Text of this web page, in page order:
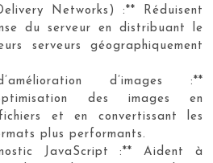
Networks) :** Réduisent
du serveur en distribuant le
serveurs géographiquement
d’images :**
des images en
et en convertissant les
plus performants.
JavaScript :** Aident à